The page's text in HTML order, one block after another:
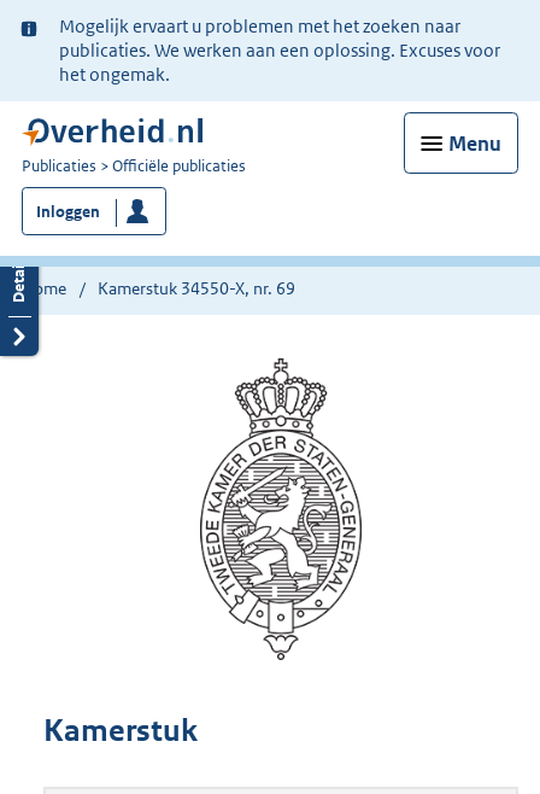
Ter
informatie:
Mogelijk ervaart u problemen met het zoeken naar
publicaties. We werken aan een oplossing. Excuses voor
het ongemak.
Menu
U
bent
nu
hier:
Publicaties Officiële publicaties
Inloggen
Home Kamerstuk 34550-X, nr. 69
Kamerstuk